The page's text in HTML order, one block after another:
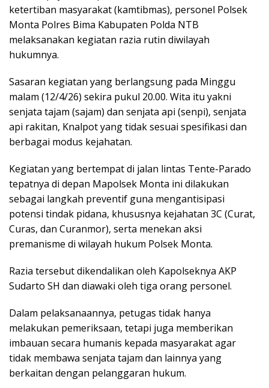
ketertiban masyarakat (kamtibmas), personel Polsek
Monta Polres Bima Kabupaten Polda NTB
melaksanakan kegiatan razia rutin diwilayah
hukumnya.
Sasaran kegiatan yang berlangsung pada Minggu
malam (12/4/26) sekira pukul 20.00. Wita itu yakni
senjata tajam (sajam) dan senjata api (senpi), senjata
api rakitan, Knalpot yang tidak sesuai spesifikasi dan
berbagai modus kejahatan.
Kegiatan yang bertempat di jalan lintas Tente-Parado
tepatnya di depan Mapolsek Monta ini dilakukan
sebagai langkah preventif guna mengantisipasi
potensi tindak pidana, khususnya kejahatan 3C (Curat,
Curas, dan Curanmor), serta menekan aksi
premanisme di wilayah hukum Polsek Monta.
Razia tersebut dikendalikan oleh Kapolseknya AKP
Sudarto SH dan diawaki oleh tiga orang personel.
Dalam pelaksanaannya, petugas tidak hanya
melakukan pemeriksaan, tetapi juga memberikan
imbauan secara humanis kepada masyarakat agar
tidak membawa senjata tajam dan lainnya yang
berkaitan dengan pelanggaran hukum.